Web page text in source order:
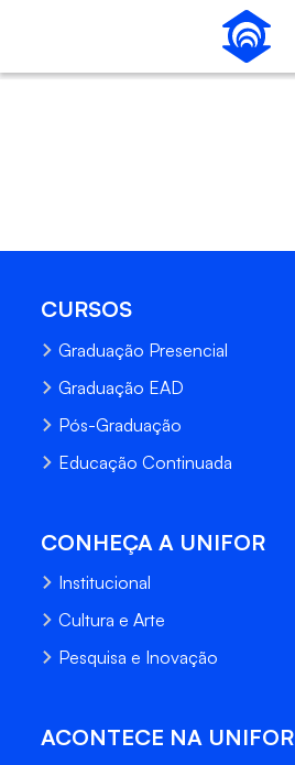
Pular para o Conteúdo principal
CURSOS
Graduação Presencial
Graduação EAD
Pós-Graduação
Educação Continuada
CONHEÇA A UNIFOR
Institucional
Cultura e Arte
Pesquisa e Inovação
ACONTECE NA UNIFOR